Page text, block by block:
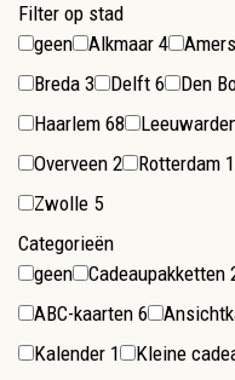
Filter op stad
geen
Alkmaar 4
Breda 3 Delft 6 Den
Haarlem 68
Overveen 2 Rotterdam
Zwolle 5
Categorieën
geen
Cadeaupakketten
ABC-kaarten 6
Kalender 1 Kleine